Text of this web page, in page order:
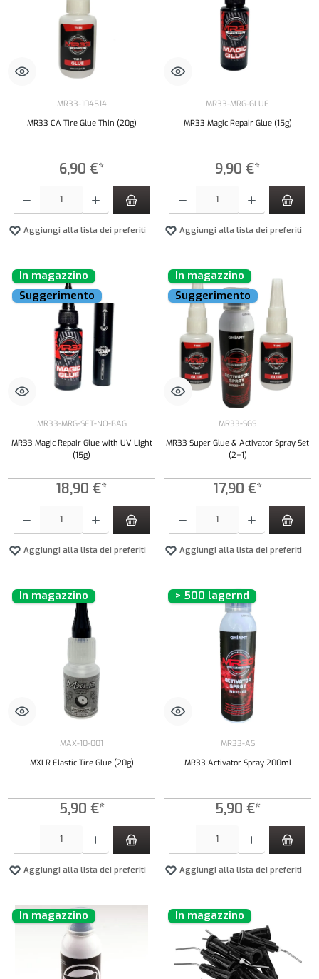
MR33-104514
MR33 CA Tire Glue Thin (20g)
6,90 €*
Aggiungi alla lista dei preferiti
MR33-MRG-GLUE
MR33 Magic Repair Glue (15g)
9,90 €*
Aggiungi alla lista dei preferiti
In magazzino
Suggerimento
MR33-MRG-SET-NO-BAG
MR33 Magic Repair Glue with UV Light
(15g)
18,90 €*
Aggiungi alla lista dei preferiti
In magazzino
Suggerimento
MR33-SGS
MR33 Super Glue & Activator Spray Set
(2+1)
17,90 €*
Aggiungi alla lista dei preferiti
In magazzino
MAX-10-001
MXLR Elastic Tire Glue (20g)
5,90 €*
Aggiungi alla lista dei preferiti
> 500 lagernd
MR33-AS
MR33 Activator Spray 200ml
5,90 €*
Aggiungi alla lista dei preferiti
In magazzino In magazzino